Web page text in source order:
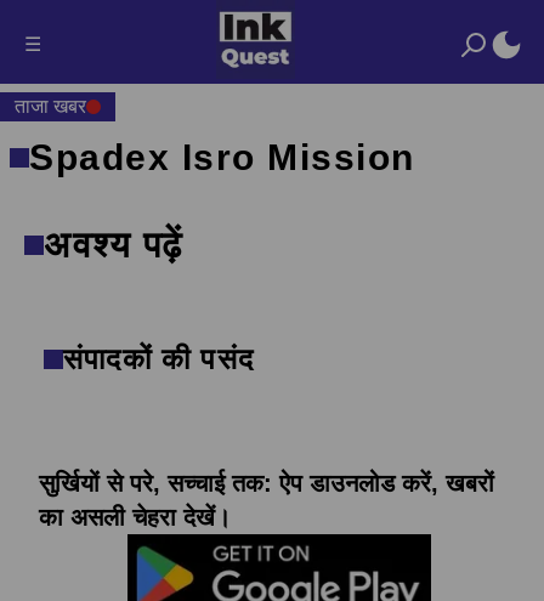
☰
ताजा खबर
Spadex Isro Mission
अवश्य पढ़ें
संपादकों की पसंद
सुर्खियों से परे, सच्चाई तक: ऐप डाउनलोड करें, खबरों
का असली चेहरा देखें।